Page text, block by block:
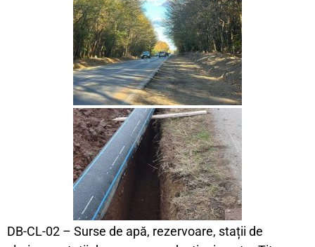
DB-CL-02 – Surse de apă, rezervoare, stații de